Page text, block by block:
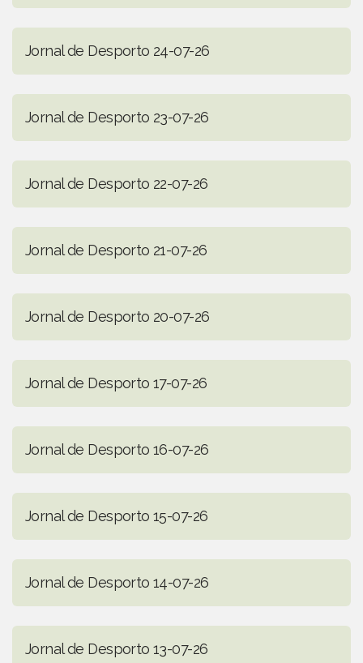
Jornal de Desporto 24-07-26
Jornal de Desporto 23-07-26
Jornal de Desporto 22-07-26
Jornal de Desporto 21-07-26
Jornal de Desporto 20-07-26
Jornal de Desporto 17-07-26
Jornal de Desporto 16-07-26
Jornal de Desporto 15-07-26
Jornal de Desporto 14-07-26
Jornal de Desporto 13-07-26